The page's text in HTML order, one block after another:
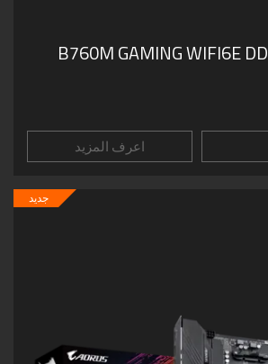
B760M GAMING WIFI6E
اعرف المزيد
جديد